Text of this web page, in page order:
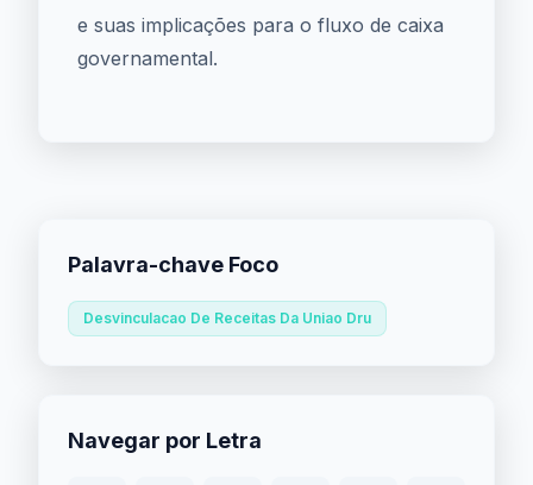
e suas implicações para o fluxo de caixa
governamental.
Palavra-chave Foco
Desvinculacao De Receitas Da Uniao Dru
Navegar por Letra